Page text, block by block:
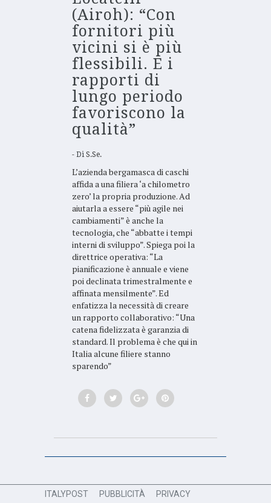
(Airoh): “Con
fornitori più
vicini si è più
flessibili. E i
rapporti di
lungo periodo
favoriscono la
qualità”
Di S.Se.
L’azienda bergamasca di caschi
affida a una filiera ‘a chilometro
zero’ la propria produzione. Ad
aiutarla a essere “più agile nei
cambiamenti” è anche la
tecnologia, che “abbatte i tempi
interni di sviluppo”. Spiega poi la
direttrice operativa: “La
pianificazione è annuale e viene
poi declinata trimestralmente e
affinata mensilmente”. Ed
enfatizza la necessità di creare
un rapporto collaborativo: “Una
catena fidelizzata è garanzia di
standard. Il problema è che qui in
Italia alcune filiere stanno
sparendo”
ITALYPOST PUBBLICITÀ PRIVACY